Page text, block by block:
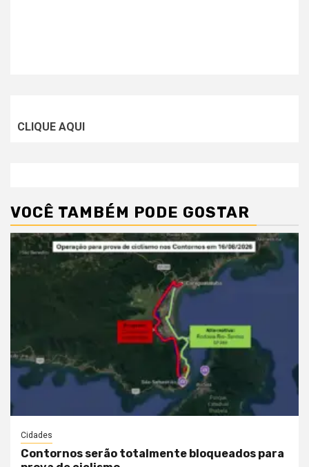
CLIQUE AQUI
VOCÊ TAMBÉM PODE GOSTAR
Cidades
Contornos serão totalmente bloqueados para